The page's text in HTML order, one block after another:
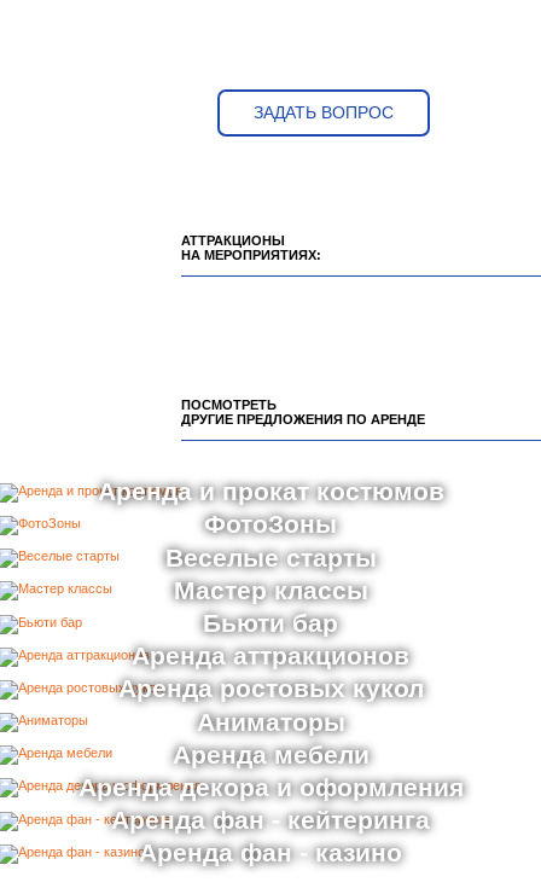
ЗАДАТЬ ВОПРОС
АТТРАКЦИОНЫ
НА МЕРОПРИЯТИЯХ:
ПОСМОТРЕТЬ
ДРУГИЕ ПРЕДЛОЖЕНИЯ ПО АРЕНДЕ
Аренда и прокат костюмов
ФотоЗоны
Веселые старты
Мастер классы
Бьюти бар
Аренда аттракционов
Аренда ростовых кукол
Аниматоры
Аренда мебели
Аренда декора и оформления
Аренда фан - кейтеринга
Аренда фан - казино